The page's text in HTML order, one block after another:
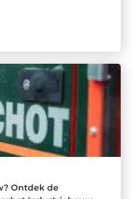
Ontdek de